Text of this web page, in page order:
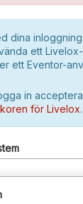
dina
ett
ett Eventor-
in
för Livelox.